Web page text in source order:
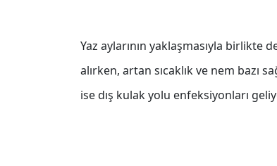
Yaz aylarının yaklaşmasıyla
alırken, artan sıcaklık ve nem bazı
ise dış kulak yolu enfeksiyonları